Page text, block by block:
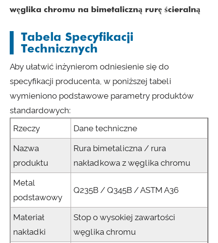
węglika chromu na bimetaliczną rurę ścieralną
Tabela Specyfikacji
Technicznych
Aby ułatwić inżynierom odniesienie się do
specyfikacji producenta, w poniższej tabeli
wymieniono podstawowe parametry produktów
standardowych:
Rzeczy
Dane techniczne
Nazwa
produktu
Rura bimetaliczna / rura
nakładkowa z węglika chromu
Metal
podstawowy
Q235B / Q345B / ASTM A36
Materiał
nakładki
Stop o wysokiej zawartości
węglika chromu